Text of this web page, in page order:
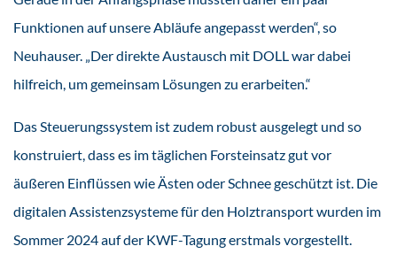
Funktionen auf unsere Abläufe angepasst werden“, so
Neuhauser. „Der direkte Austausch mit DOLL war dabei
hilfreich, um gemeinsam Lösungen zu erarbeiten.“
Das Steuerungssystem ist zudem robust ausgelegt und so
konstruiert, dass es im täglichen Forsteinsatz gut vor
äußeren Einflüssen wie Ästen oder Schnee geschützt ist. Die
digitalen Assistenzsysteme für den Holztransport wurden im
Sommer 2024 auf der KWF-Tagung erstmals vorgestellt.